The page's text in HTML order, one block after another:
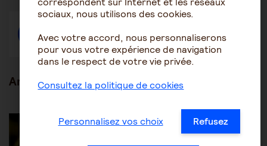
fenêtre fenêtre fenêtre
Créer une discussion à propos de l'article
Articles en lien
sociaux, nous utilisons des cookies.
Avec votre accord, nous personnaliserons
pour vous votre expérience de navigation
dans le respect de votre vie privée.
Consultez la politique de cookies
Personnalisez vos choix Refusez